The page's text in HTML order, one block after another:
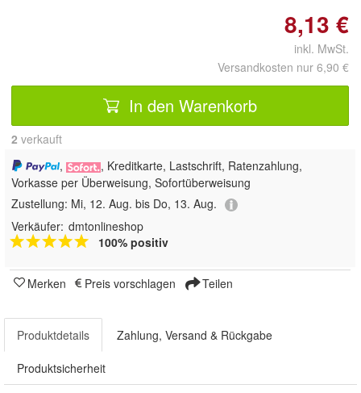
8,13 €
inkl. MwSt.
Versandkosten nur 6,90 €
In den Warenkorb
2 verkauft
,
, Kreditkarte, Lastschrift, Ratenzahlung,
Vorkasse per Überweisung, Sofortüberweisung
Zustellung: Mi, 12. Aug. bis Do, 13. Aug.
Verkäufer: dmtonlineshop
100% positiv
Merken Preis vorschlagen Teilen
Produktdetails Zahlung, Versand & Rückgabe
Produktsicherheit